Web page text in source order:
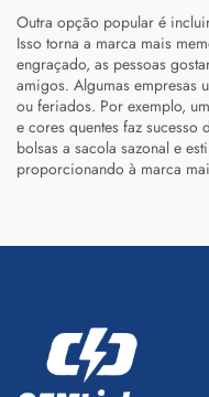
Outra opção popular é
Isso torna a marca mais
engraçado, as pessoas
amigos. Algumas empresas
ou feriados. Por exemplo,
e cores quentes faz sucesso
bolsas a sacola sazonal e
proporcionando à marca